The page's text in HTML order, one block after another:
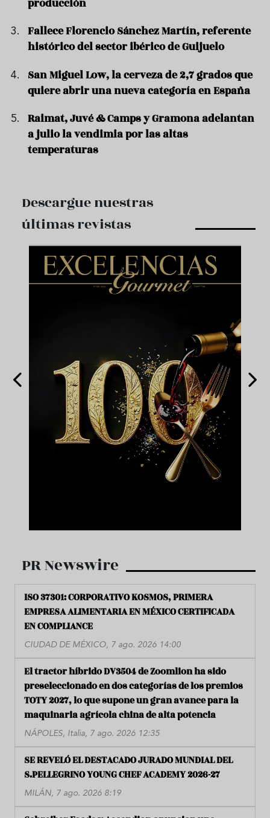
producción
Fallece Florencio Sánchez Martín, referente
histórico del sector ibérico de Guijuelo
San Miguel Low, la cerveza de 2,7 grados que
quiere abrir una nueva categoría en España
Raimat, Juvé & Camps y Gramona adelantan
a julio la vendimia por las altas
temperaturas
Descargue nuestras
últimas revistas
PR Newswire
ISO 37301: CORPORATIVO KOSMOS, PRIMERA
EMPRESA ALIMENTARIA EN MÉXICO CERTIFICADA
EN COMPLIANCE
CIUDAD DE MÉXICO, 7 ago. 2026 14:00
El tractor híbrido DV3504 de Zoomlion ha sido
preseleccionado en dos categorías de los premios
TOTY 2027, lo que supone un gran avance para la
maquinaria agrícola china de alta potencia
NÁPOLES, Italia, 7 ago. 2026 12:35
SE REVELÓ EL DESTACADO JURADO MUNDIAL DEL
S.PELLEGRINO YOUNG CHEF ACADEMY 2026-27
MILÁN, 7 ago. 2026 8:19